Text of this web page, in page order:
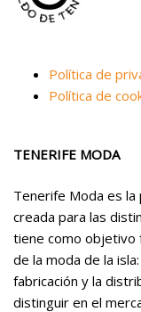
Política de
Política de
TENERIFE MODA
Tenerife Moda es la
creada para las
tiene como objetivo
de la moda de la
fabricación y la
distinguir en el